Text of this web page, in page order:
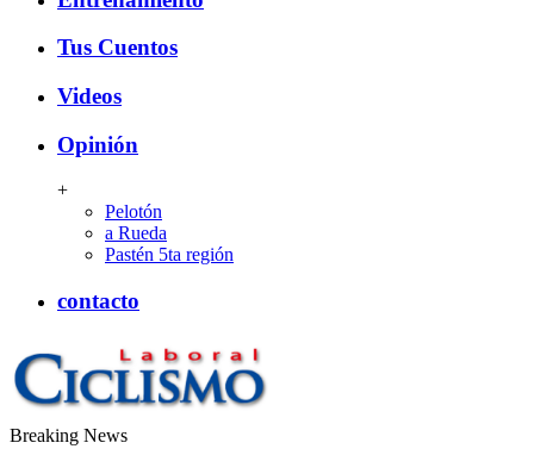
Tus Cuentos
Videos
Opinión
+
Pelotón
a Rueda
Pastén 5ta región
contacto
Breaking News